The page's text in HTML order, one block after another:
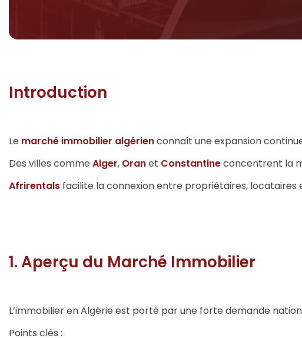
Introduction
Le marché immobilier algérienconnaît une expansion
Des villes comme Alger, Oranet Constantineconcentrent la
Afrirentals facilite la connexion entre propriétaires,
1. Aperçu du Marché Immobilier
L’immobilier en Algérie est porté par une forte demande
Points clés :